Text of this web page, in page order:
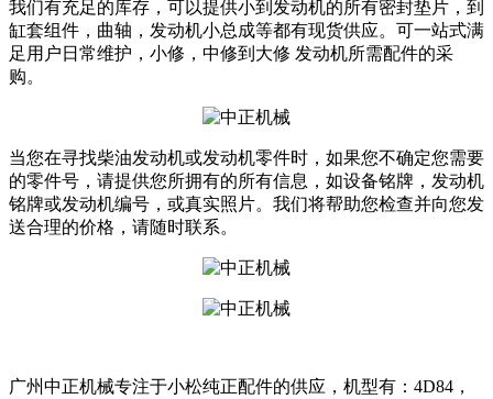
我们有充足的库存，可以提供小到发动机的所有密封垫片，到
缸套组件，曲轴，发动机小总成等都有现货供应。可一站式满
足用户日常维护，小修，中修到大修 发动机所需配件的采
购。
当您在寻找柴油发动机或发动机零件时，如果您不确定您需要
的零件号，请提供您所拥有的所有信息，如设备铭牌，发动机
铭牌或发动机编号，或真实照片。我们将帮助您检查并向您发
送合理的价格，请随时联系。
广州中正机械专注于小松纯正配件的供应，机型有：4D84，